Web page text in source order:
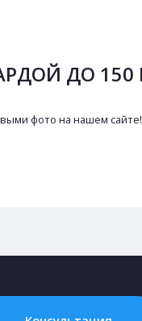
ДО 150
фото на нашем